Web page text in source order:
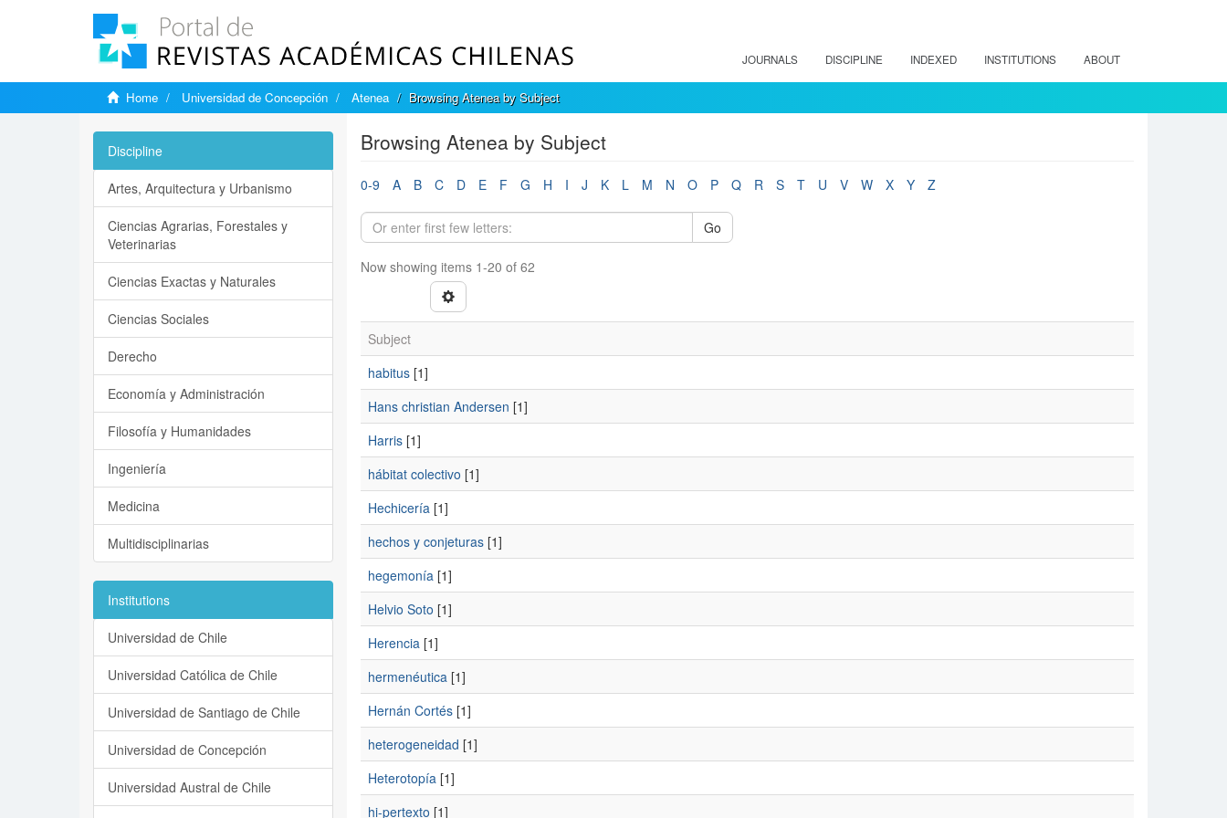
JOURNALS DISCIPLINE INDEXED INSTITUTIONS ABOUT
Home Universidad de Concepción Atenea Browsing Atenea by Subject
Browsing Atenea by Subject
0-9 A B C D E F G H I J K L M N O P Q R S T U V W X Y Z
Go
Now showing items 1-20 of 62
Subject
habitus[1]
Hans christian Andersen [1]
Harris[1]
hábitat colectivo [1]
Hechicería[1]
hechos y conjeturas[1]
hegemonía[1]
Helvio Soto [1]
Herencia[1]
hermenéutica[1]
Hernán Cortés[1]
heterogeneidad [1]
Heterotopía[1]
hi-pertexto [1]
Discipline
Artes, Arquitectura y Urbanismo
Ciencias Agrarias, Forestales y
Veterinarias
Ciencias Exactas y Naturales
Ciencias Sociales
Derecho
Economía y Administración
Filosofía y Humanidades
Ingeniería
Medicina
Multidisciplinarias
Institutions
Universidad de Chile
Universidad Católica de Chile
Universidad de Santiago de Chile
Universidad de Concepción
Universidad Austral de Chile